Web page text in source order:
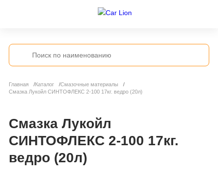
Главная Каталог
Смазочные материалы
Смазка Лукойл СИНТОФЛЕКС 2-100 17кг. ведро (20л)
Смазка Лукойл
СИНТОФЛЕКС 2-100 17кг.
ведро (20л)